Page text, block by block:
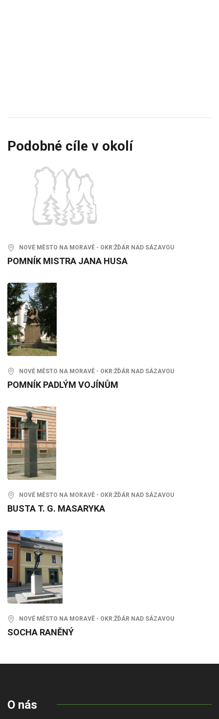
Podobné cíle v okolí
NOVÉ MĚSTO NA MORAVĚ - OKR:ŽĎÁR NAD SÁZAVOU
POMNÍK MISTRA JANA HUSA
NOVÉ MĚSTO NA MORAVĚ - OKR:ŽĎÁR NAD SÁZAVOU
POMNÍK PADLÝM VOJÍNŮM
NOVÉ MĚSTO NA MORAVĚ - OKR:ŽĎÁR NAD SÁZAVOU
BUSTA T. G. MASARYKA
NOVÉ MĚSTO NA MORAVĚ - OKR:ŽĎÁR NAD SÁZAVOU
SOCHA RANĚNÝ
O nás